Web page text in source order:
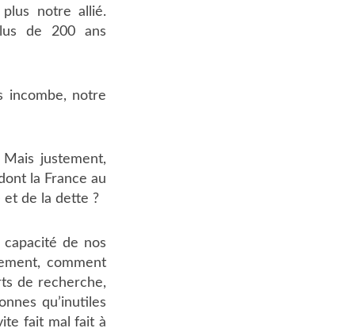
notre allié.
de 200 ans
incombe, notre
justement,
la France au
et de la dette ?
capacité de nos
comment
de recherche,
qu’inutiles
fait mal fait à